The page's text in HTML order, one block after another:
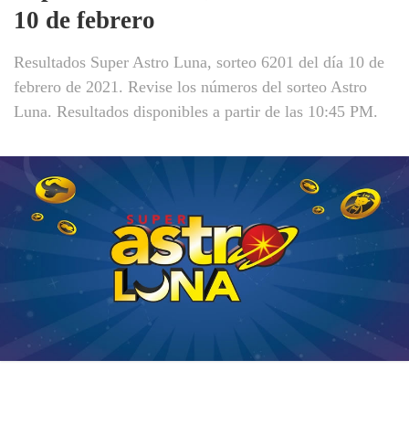
10 de febrero
Resultados Super Astro Luna, sorteo 6201 del día 10 de
febrero de 2021. Revise los números del sorteo Astro
Luna. Resultados disponibles a partir de las 10:45 PM.